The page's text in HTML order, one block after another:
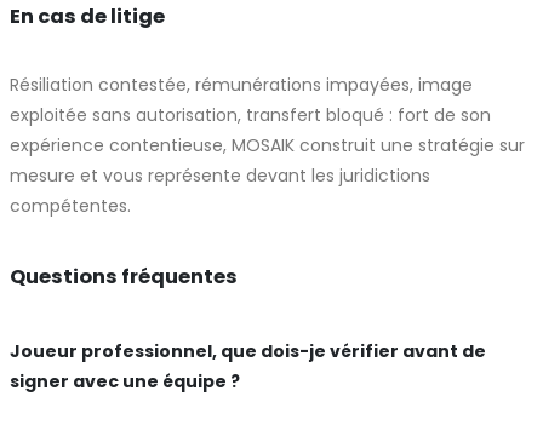
En cas de litige
Résiliation contestée, rémunérations impayées, image
exploitée sans autorisation, transfert bloqué : fort de son
expérience contentieuse, MOSAIK construit une stratégie sur
mesure et vous représente devant les juridictions
compétentes.
Questions fréquentes
Joueur professionnel, que dois-je vérifier avant de
signer avec une équipe ?